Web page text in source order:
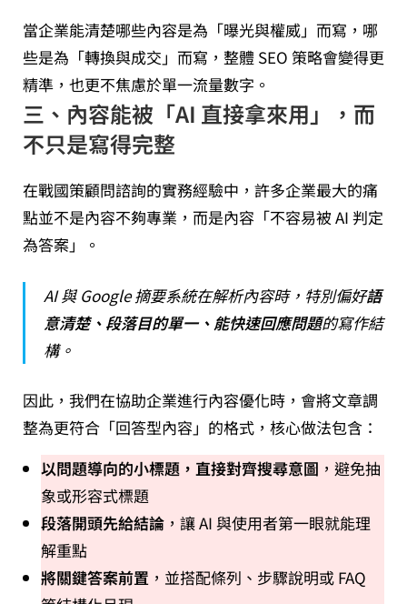
當企業能清楚哪些內容是為「曝光與權威」而寫，哪
些是為「轉換與成交」而寫，整體 SEO 策略會變得更
精準，也更不焦慮於單一流量數字。
三、內容能被「AI 直接拿來用」，而
不只是寫得完整
在戰國策顧問諮詢的實務經驗中，許多企業最大的痛
點並不是內容不夠專業，而是內容「不容易被 AI 判定
為答案」。
AI 與 Google 摘要系統在解析內容時，特別偏好語
意清楚、段落目的單一、能快速回應問題的寫作結
構。
因此，我們在協助企業進行內容優化時，會將文章調
整為更符合「回答型內容」的格式，核心做法包含：
以問題導向的小標題，直接對齊搜尋意圖 ，避免抽
象或形容式標題
段落開頭先給結論 ，讓 AI 與使用者第一眼就能理
解重點
將關鍵答案前置 ，並搭配條列、步驟說明或 FAQ